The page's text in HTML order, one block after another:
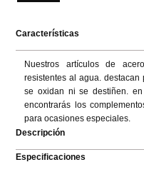
Características
Nuestros artículos de
resistentes al agua.
se oxidan ni se destiñen.
encontrarás los
para ocasiones especiales.
Descripción
Especificaciones